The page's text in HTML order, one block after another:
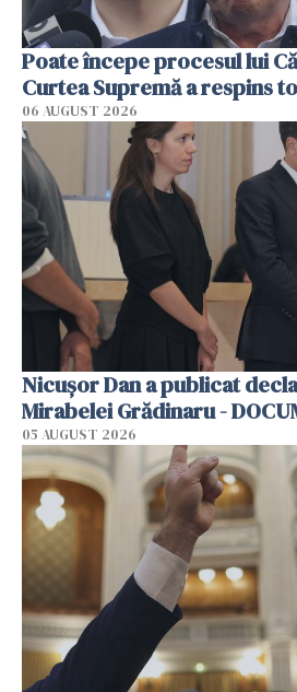
Poate începe procesul lui
Curtea Supremă a respins
06 AUGUST 2026
Nicușor Dan a publicat
Mirabelei Grădinaru -
05 AUGUST 2026